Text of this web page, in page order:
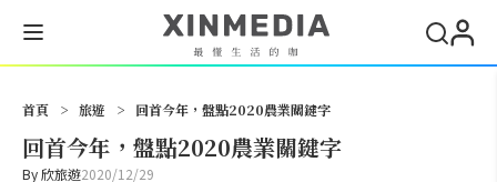
首頁 > 旅遊 > 回首今年，盤點2020農業關鍵字
回首今年，盤點2020農業關鍵字
By欣旅遊2020/12/29